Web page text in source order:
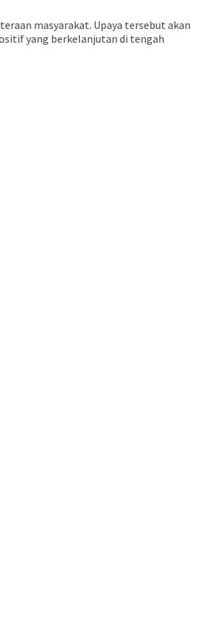
masyarakat. Upaya tersebut akan
yang berkelanjutan di tengah